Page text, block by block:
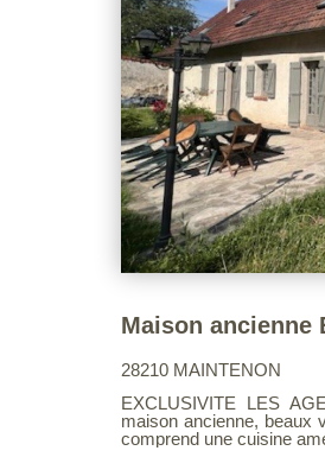
28210 MAINTENON
EXCLUSIVITE LES
maison ancienne, beaux
comprend une cuisine